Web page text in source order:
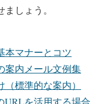
しょう。
本マナーとコツ
案内メール文例集
標準的な案内）
URLを活用する場合